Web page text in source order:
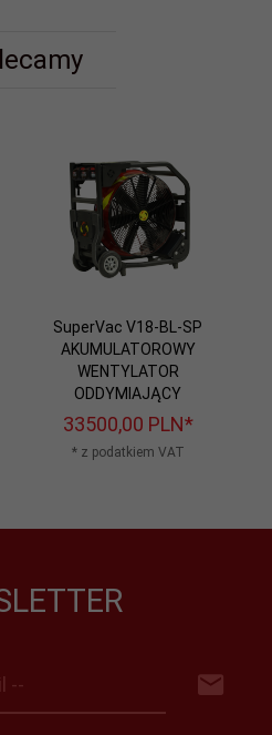
SuperVac V18-BL-SP
AKUMULATOROWY
WENTYLATOR
ODDYMIAJĄCY
33500,00 PLN*
* z podatkiem VAT
--